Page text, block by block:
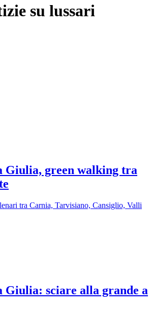
su lussari
Giulia, green walking tra
tra Carnia, Tarvisiano, Cansiglio, Valli
Giulia: sciare alla grande a